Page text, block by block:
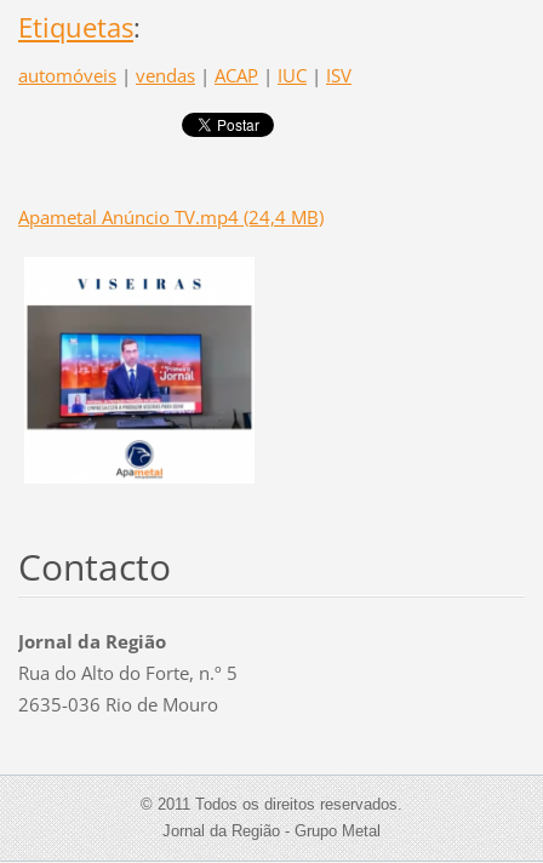
Etiquetas:
automóveis | vendas | ACAP | IUC | ISV
Apametal Anúncio TV.mp4 (24,4 MB)
Contacto
Jornal da Região
Rua do Alto do Forte, n.º 5
2635-036 Rio de Mouro
© 2011 Todos os direitos reservados.
Jornal da Região - Grupo Metal